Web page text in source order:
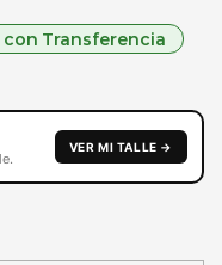
con Transferencia